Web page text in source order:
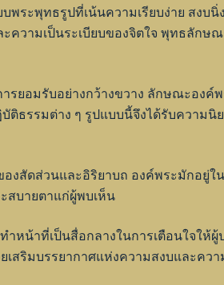
ระพุทธรูปที่เน้นความเรียบง่าย สงบ
วามเป็นระเบียบของจิตใจ พุทธลัก
ยอมรับอย่างกว้างขวาง ลักษณะองค์
ธรรมต่าง ๆ รูปแบบนี้จึงได้รับความนิ
สัดส่วนและอิริยาบถ องค์พระมักอยู่ใ
สบายตาแก่ผู้พบเห็น
หน้าที่เป็นสื่อกลางในการเตือนใจใ
สริมบรรยากาศแห่งความสงบและควา